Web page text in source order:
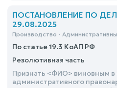
ПОСТАНОВЛЕНИЕ ПО
29.08.2025
Производство -
По статье 19.3 КоАП РФ
Резолютивная часть
Признать <ФИО> виновным
административного